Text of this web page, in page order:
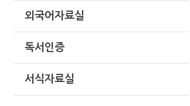
외국어자료실
독서인증
서식자료실